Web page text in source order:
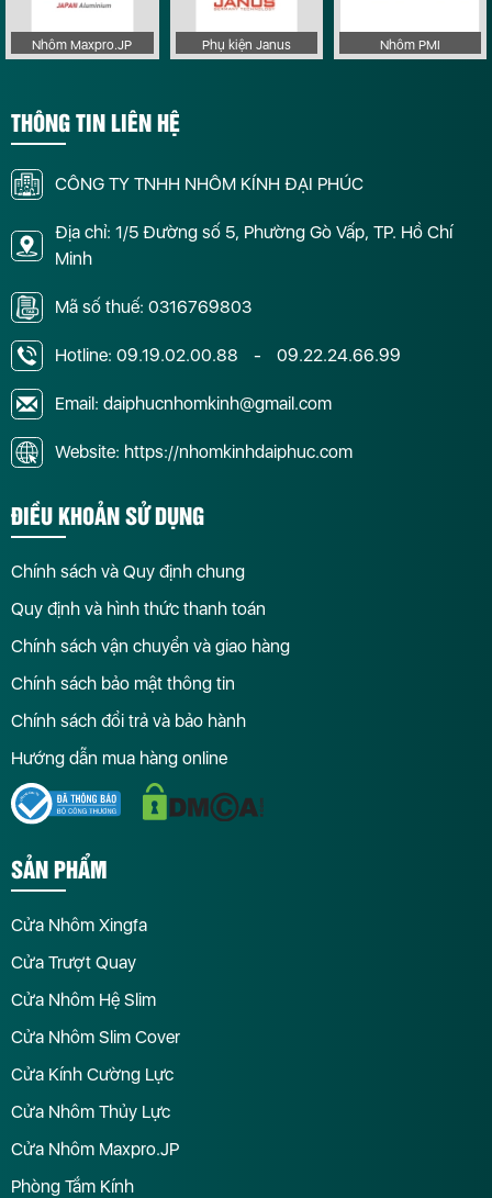
Nhôm Maxpro.JP Phụ kiện Janus Nhôm PMI
THÔNG TIN LIÊN HỆ
CÔNG TY TNHH NHÔM KÍNH ĐẠI PHÚC
Địa chỉ: 1/5 Đường số 5, Phường Gò Vấp, TP. Hồ Chí
Minh
Mã số thuế: 0316769803
Hotline: 09.19.02.00.88 - 09.22.24.66.99
Email: daiphucnhomkinh@gmail.com
Website: https://nhomkinhdaiphuc.com
ĐIỀU KHOẢN SỬ DỤNG
Chính sách và Quy định chung
Quy định và hình thức thanh toán
Chính sách vận chuyển và giao hàng
Chính sách bảo mật thông tin
Chính sách đổi trả và bảo hành
Hướng dẫn mua hàng online
SẢN PHẨM
Cửa Nhôm Xingfa
Cửa Trượt Quay
Cửa Nhôm Hệ Slim
Cửa Nhôm Slim Cover
Cửa Kính Cường Lực
Cửa Nhôm Thủy Lực
Cửa Nhôm Maxpro.JP
Phòng Tắm Kính